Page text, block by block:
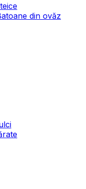
din ovăz